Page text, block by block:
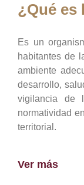
¿Qué es
Es un
habitantes de
ambiente
desarrollo,
vigilancia de
normatividad
territorial.
Ver más